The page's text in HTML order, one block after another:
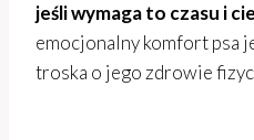
jeśli wymaga to czasu i
emocjonalny komfort psa
troska o jego zdrowie